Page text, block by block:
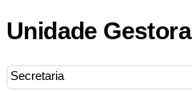
Unidade Gestora
Secretaria